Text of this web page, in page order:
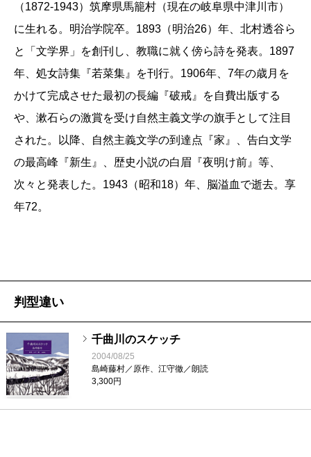
（1872-1943）筑摩県馬籠村（現在の岐阜県中津川市）
に生れる。明治学院卒。1893（明治26）年、北村透谷ら
と「文学界」を創刊し、教職に就く傍ら詩を発表。1897
年、処女詩集『若菜集』を刊行。1906年、7年の歳月を
かけて完成させた最初の長編『破戒』を自費出版する
や、漱石らの激賞を受け自然主義文学の旗手として注目
された。以降、自然主義文学の到達点『家』、告白文学
の最高峰『新生』、歴史小説の白眉『夜明け前』等、
次々と発表した。1943（昭和18）年、脳溢血で逝去。享
年72。
判型違い
千曲川のスケッチ
2004/08/25
島崎藤村／原作、江守徹／朗読
3,300円